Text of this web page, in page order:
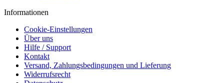
Informationen
Cookie-Einstellungen
Über uns
Hilfe / Support
Kontakt
Versand, Zahlungsbedingungen und Lieferung
Widerrufsrecht